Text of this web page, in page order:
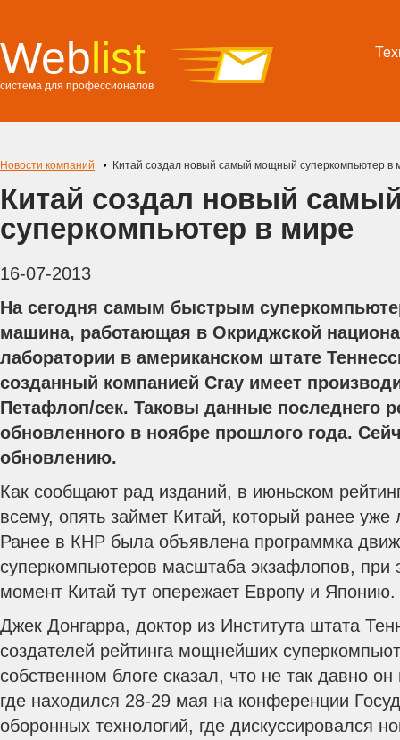
Weblist
система для профессионалов
Новости компаний Китай создал новый самый мощный суперкомпьютер в
Китай создал новый
суперкомпьютер в мире
16-07-2013
На сегодня самым быстрым
машина, работающая в Окриджской
лаборатории в американском штате
созданный компанией Cray имеет
Петафлоп/сек. Таковы данные последнего
обновленного в ноябре прошлого года.
обновлению.
Как сообщают рад изданий, в июньском
всему, опять займет Китай, который ранее уже
Ранее в КНР была объявлена программка
суперкомпьютеров масштаба экзафлопов, при
момент Китай тут опережает Европу и Японию.
Джек Донгарра, доктор из Института штата
создателей рейтинга мощнейших
собственном блоге сказал, что не так давно
где находился 28-29 мая на конференции
оборонных технологий, где дискуссировался